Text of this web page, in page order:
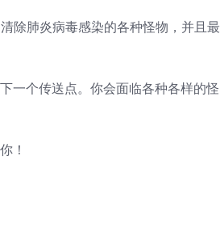
除肺炎病毒感染的各种怪物，并且最
一个传送点。你会面临各种各样的怪
！